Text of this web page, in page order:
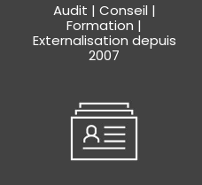
Audit | Conseil |
Formation |
Externalisation depuis
2007